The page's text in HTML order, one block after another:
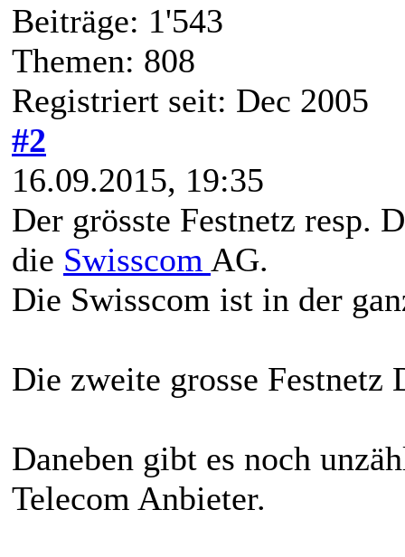
Beiträge: 1'543
Themen: 808
Registriert seit: Dec 2005
#2
16.09.2015, 19:35
Der grösste Festnetz resp.
die Swisscom AG.
Die Swisscom ist in der
Die zweite grosse
Daneben gibt es noch
Telecom Anbieter.